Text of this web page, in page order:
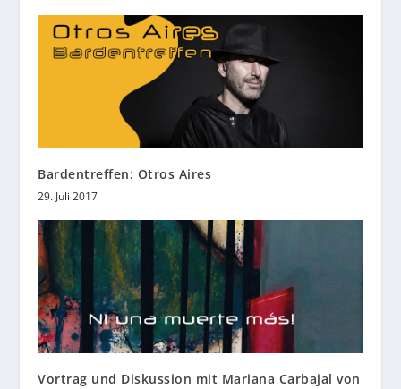
Bardentreffen: Otros Aires
29. Juli 2017
Vortrag und Diskussion mit Mariana Carbajal von